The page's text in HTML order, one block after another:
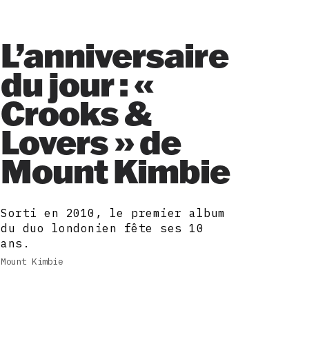
L’anniversaire
du jour : «
Crooks &
Lovers » de
Mount Kimbie
Sorti en 2010, le premier album
du duo londonien fête ses 10
ans.
Mount Kimbie